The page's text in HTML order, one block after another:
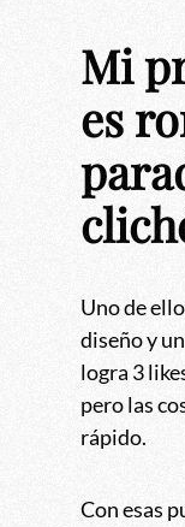
Mi
es
Uno de
diseño y
logra 3
pero las
rápido.
Con esas